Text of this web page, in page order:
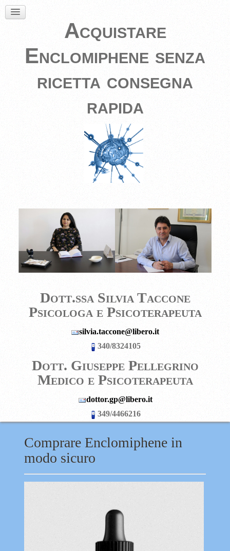
Acquistare
Enclomiphene senza
ricetta consegna
rapida
Dott.ssa Silvia Taccone
Psicologa e Psicoterapeuta
silvia.taccone@libero.it
340/8324105
Dott. Giuseppe Pellegrino
Medico e Psicoterapeuta
dottor.gp@libero.it
349/4466216
Comprare Enclomiphene in
modo sicuro